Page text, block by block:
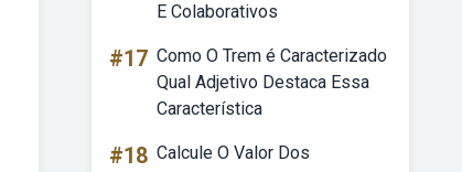
E Colaborativos
#17 Como O Trem é Caracterizado
Qual Adjetivo Destaca Essa
Característica
#18 Calcule O Valor Dos